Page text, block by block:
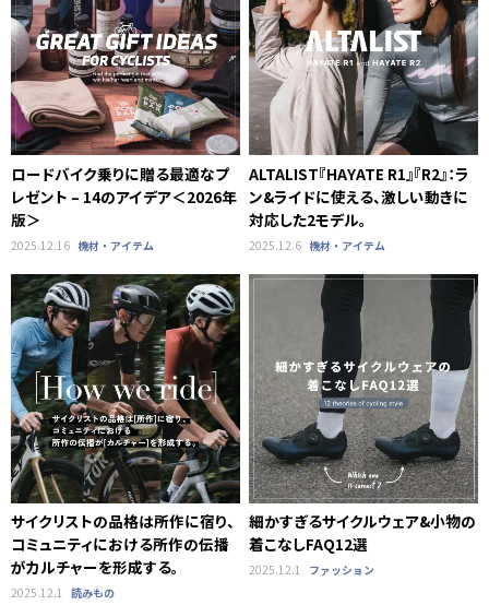
ロードバイク乗りに贈る最適なプ
レゼント – 14のアイデア＜2026年
版＞
2025.12.16 機材・アイテム
ALTALIST『HAYATE R1』『R2』：ラ
ン&ライドに使える、激しい動きに
対応した2モデル。
2025.12.6 機材・アイテム
サイクリストの品格は所作に宿り、
コミュニティにおける所作の伝播
がカルチャーを形成する。
2025.12.1 読みもの
細かすぎるサイクルウェア&小物の
着こなしFAQ12選
2025.12.1 ファッション